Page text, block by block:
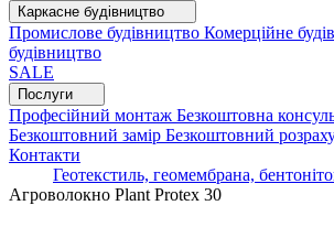
Каркасне будівництво
Промислове будівництво Комерційне
будівництво
SALE
Послуги
Професійний монтаж Безкоштовна
Безкоштовний замір Безкоштовний
Контакти
Геотекстиль, геомембрана,
Агроволокно Plant Protex 30